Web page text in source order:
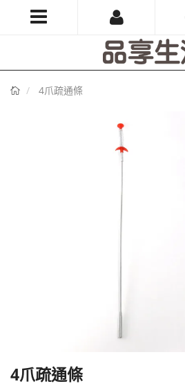
品
享
活
有
限
公
司
首
4爪疏通條
4爪疏通條